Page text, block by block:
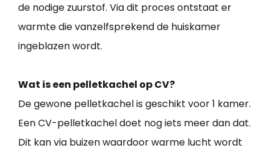
de nodige zuurstof. Via dit proces ontstaat er
warmte die vanzelfsprekend de huiskamer
ingeblazen wordt.
Wat is een pelletkachel op CV?
De gewone pelletkachel is geschikt voor 1 kamer.
Een CV-pelletkachel doet nog iets meer dan dat.
Dit kan via buizen waardoor warme lucht wordt